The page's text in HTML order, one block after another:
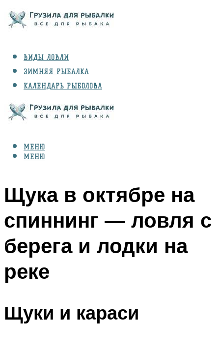
ВИДЫ ЛОВЛИ
ЗИМНЯЯ РЫБАЛКА
КАЛЕНДАРЬ РЫБОЛОВА
СНАРЯЖЕНИЕ
МЕНЮ
МЕНЮ
Щука в октябре на
спиннинг — ловля с
берега и лодки на
реке
Щуки и караси